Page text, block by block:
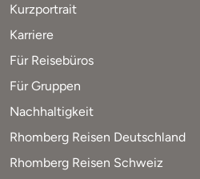
Kurzportrait
Karriere
Für Reisebüros
Für Gruppen
Nachhaltigkeit
Rhomberg Reisen Deutschland
Rhomberg Reisen Schweiz